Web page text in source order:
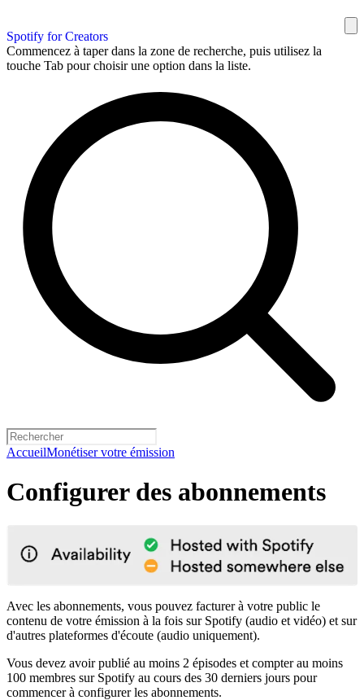
Spotify for Creators
Commencez à taper dans la zone de recherche, puis utilisez la
touche Tab pour choisir une option dans la liste.
AccueilMonétiser votre émission
Configurer des abonnements
Avec les abonnements, vous pouvez facturer à votre public le
contenu de votre émission à la fois sur Spotify (audio et vidéo) et sur
d'autres plateformes d'écoute (audio uniquement).
Vous devez avoir publié au moins 2 épisodes et compter au moins
100 membres sur Spotify au cours des 30 derniers jours pour
commencer à configurer les abonnements.